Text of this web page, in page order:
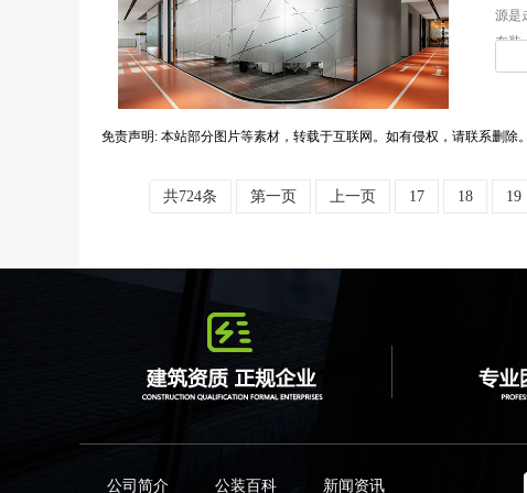
源是
在装
免责声明: 本站部分图片等素材，转载于互联网。如有侵权，请联系删除。
共724条 第一页 上一页 17 18 19
公司简介 公装百科 新闻资讯